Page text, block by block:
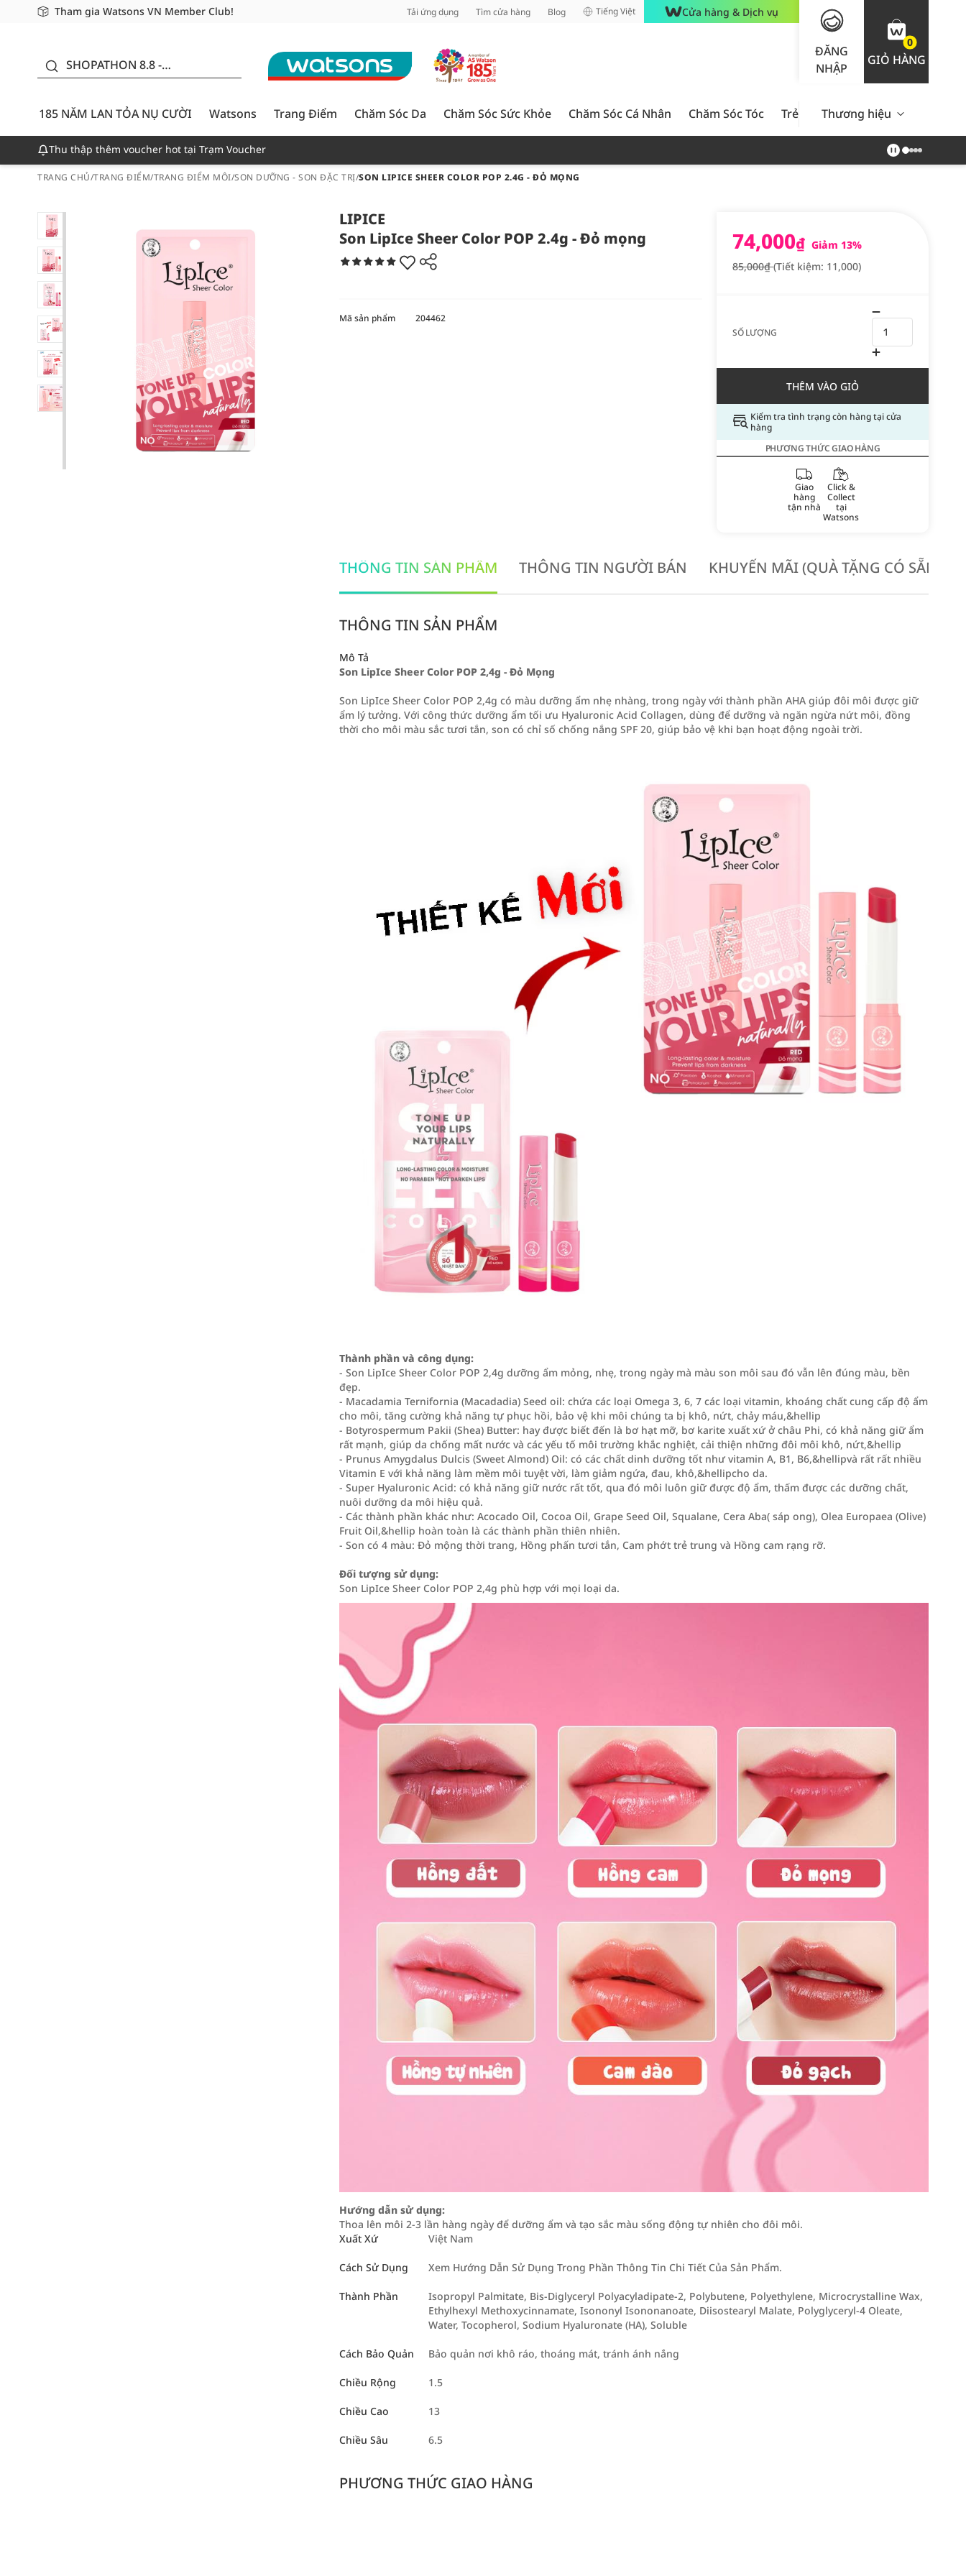
Tham gia Watsons VN Member Club!
Miễn phí giao hàng cho đơn hàng từ 249,000Đ
Giao hàng nhanh 24h - Áp dụng khu vực TP. Hồ Chí Minh Tải ứng dụng Tìm cửa hàng Blog Tiếng Việt Cửa hàng & Dịch vụ
ĐĂNG
NHẬP
0
GIỎ HÀNG
SHOPATHON 8.8 -
CƯỜI - GIẢM ĐẾN
50%
185 NĂM LAN TỎA NỤ CƯỜI
Watsons Trang Điểm Chăm Sóc Da Chăm Sóc Sức Khỏe Chăm Sóc Cá Nhân Chăm Sóc Tóc Trẻ Em Nam Giới Chăm Sóc
Thương hiệu
Thu thập thêm voucher hot tại Trạm Voucher
TRANG CHỦ/TRANG ĐIỂM/TRANG ĐIỂM MÔI/SON DƯỠNG - SON ĐẶC TRỊ/SON LIPICE SHEER COLOR POP 2.4G - ĐỎ MỌNG
LIPICE
Son LipIce Sheer Color POP 2.4g - Đỏ mọng
74,000₫ Giảm 13%
85,000₫(Tiết kiệm: 11,000)
SỐ LƯỢNG
THÊM VÀO GIỎ
Kiểm tra tình trạng còn hàng tại cửa
hàng
PHƯƠNG THỨC GIAO HÀNG
Giao
hàng
tận nhà
Click &
Collect
tại
Watsons
Mã sản phẩm 204462
THÔNG TIN SẢN PHẨM THÔNG TIN NGƯỜI BÁN KHUYẾN MÃI (QUÀ TẶNG CÓ SẴN
THÔNG TIN SẢN PHẨM
Mô Tả
Son LipIce Sheer Color POP 2,4g - Đỏ Mọng
Son LipIce Sheer Color POP 2,4g có màu dưỡng ẩm nhẹ nhàng, trong ngày với thành phần AHA giúp đôi môi được giữ
ẩm lý tưởng. Với công thức dưỡng ẩm tối ưu Hyaluronic Acid Collagen, dùng để dưỡng và ngăn ngừa nứt môi, đồng
thời cho môi màu sắc tươi tắn, son có chỉ số chống nắng SPF 20, giúp bảo vệ khi bạn hoạt động ngoài trời.
Thành phần và công dụng:
- Son LipIce Sheer Color POP 2,4g dưỡng ẩm mỏng, nhẹ, trong ngày mà màu son môi sau đó vẫn lên đúng màu, bền
đẹp.
- Macadamia Ternifornia (Macadadia) Seed oil: chứa các loại Omega 3, 6, 7 các loại vitamin, khoáng chất cung cấp độ ẩm
cho môi, tăng cường khả năng tự phục hồi, bảo vệ khi môi chúng ta bị khô, nứt, chảy máu,&hellip
- Botyrospermum Pakii (Shea) Butter: hay được biết đến là bơ hạt mỡ, bơ karite xuất xứ ở châu Phi, có khả năng giữ ẩm
rất mạnh, giúp da chống mất nước và các yếu tố môi trường khắc nghiệt, cải thiện những đôi môi khô, nứt,&hellip
- Prunus Amygdalus Dulcis (Sweet Almond) Oil: có các chất dinh dưỡng tốt như vitamin A, B1, B6,&hellipvà rất rất nhiều
Vitamin E với khả năng làm mềm môi tuyệt vời, làm giảm ngứa, đau, khô,&hellipcho da.
- Super Hyaluronic Acid: có khả năng giữ nước rất tốt, qua đó môi luôn giữ được độ ẩm, thấm được các dưỡng chất,
nuôi dưỡng da môi hiệu quả.
- Các thành phần khác như: Acocado Oil, Cocoa Oil, Grape Seed Oil, Squalane, Cera Aba( sáp ong), Olea Europaea (Olive)
Fruit Oil,&hellip hoàn toàn là các thành phần thiên nhiên.
- Son có 4 màu: Đỏ mộng thời trang, Hồng phấn tươi tắn, Cam phớt trẻ trung và Hồng cam rạng rỡ.
Đối tượng sử dụng:
Son LipIce Sheer Color POP 2,4g phù hợp với mọi loại da.
Hướng dẫn sử dụng:
Thoa lên môi 2-3 lần hàng ngày để dưỡng ẩm và tạo sắc màu sống động tự nhiên cho đôi môi.
Xuất Xứ
Việt Nam
Cách Sử Dụng Xem Hướng Dẫn Sử Dụng Trong Phần Thông Tin Chi Tiết Của Sản Phẩm.
Thành Phần
Isopropyl Palmitate, Bis-Diglyceryl Polyacyladipate-2, Polybutene, Polyethylene, Microcrystalline Wax,
Ethylhexyl Methoxycinnamate, Isononyl Isononanoate, Diisostearyl Malate, Polyglyceryl-4 Oleate,
Water, Tocopherol, Sodium Hyaluronate (HA), Soluble
Cách Bảo Quản Bảo quản nơi khô ráo, thoáng mát, tránh ánh nắng
Chiều Rộng 1.5
Chiều Cao 13
Chiều Sâu 6.5
PHƯƠNG THỨC GIAO HÀNG